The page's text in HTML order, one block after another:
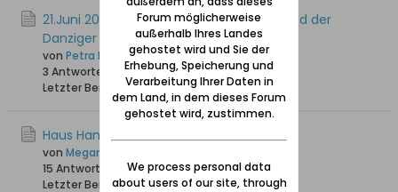
21.Juni 2025 - Mitgiederversammlung Bund der
Danziger e. V.
von Petra M.
3 Antworten
2.317 Hits0 Likes
Letzter Beitrag
25.05.2025, 18:40
Haus Hansestadt Danzig - Lübeck
von Megande
15 Antworten
20.516 Hits0 Likes
Letzter Beitrag07.05.2025, 04:46
Forum möglicherweise
außerhalb Ihres Landes
gehostet wird und Sie der
Erhebung, Speicherung und
Verarbeitung Ihrer Daten in
dem Land, in dem dieses Forum
gehostet wird, zustimmen.
We process personal data
about users of our site, through